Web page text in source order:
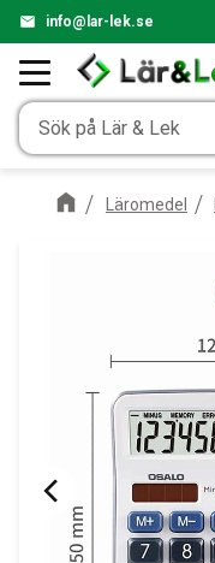
info@lar-lek.se
Läromedel